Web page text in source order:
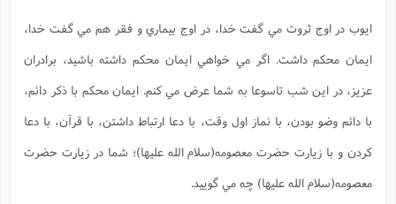
ايوب در اوج ثروت مي گفت خدا، در اوج بيماري و فقر هم مي گفت خدا،
ايمان محکم داشت. اگر مي خواهي ايمان محکم داشته باشيد، برادران
عزيز، در اين شب تاسوعا به شما عرض مي کنم. ايمان محکم با ذکر دائم،
با دائم وضو بودن، با نماز اول وقت، با دعا ارتباط داشتن، با قرآن، با دعا
کردن و با زيارت حضرت معصومه(سلام الله علیها)؛ شما در زيارت حضرت
معصومه(سلام الله علیها) چه مي گوييد.